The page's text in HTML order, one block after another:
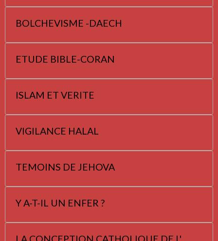
BOLCHEVISME -DAECH
ETUDE BIBLE-CORAN
ISLAM ET VERITE
VIGILANCE HALAL
TEMOINS DE JEHOVA
Y A-T-IL UN ENFER ?
LA CONCEPTION CATHOLIQUE DE L'